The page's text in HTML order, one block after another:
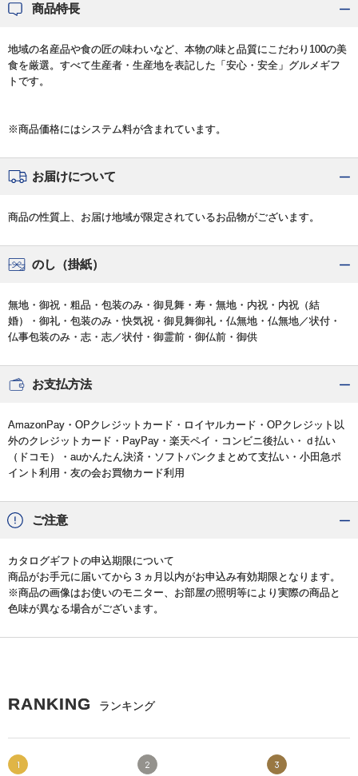
商品特長
地域の名産品や食の匠の味わいなど、本物の味と品質にこだわり100の美
食を厳選。すべて生産者・生産地を表記した「安心・安全」グルメギフ
トです。
※商品価格にはシステム料が含まれています。
お届けについて
商品の性質上、お届け地域が限定されているお品物がございます。
のし（掛紙）
無地・御祝・粗品・包装のみ・御見舞・寿・無地・内祝・内祝（結
婚）・御礼・包装のみ・快気祝・御見舞御礼・仏無地・仏無地／状付・
仏事包装のみ・志・志／状付・御霊前・御仏前・御供
お支払方法
AmazonPay・OPクレジットカード・ロイヤルカード・OPクレジット以
外のクレジットカード・PayPay・楽天ペイ・コンビニ後払い・ｄ払い
（ドコモ）・auかんたん決済・ソフトバンクまとめて支払い・小田急ポ
イント利用・友の会お買物カード利用
ご注意
カタログギフトの申込期限について
商品がお手元に届いてから３ヵ月以内がお申込み有効期限となります。
※商品の画像はお使いのモニター、お部屋の照明等により実際の商品と
色味が異なる場合がございます。
RANKING ランキング
1 2 3